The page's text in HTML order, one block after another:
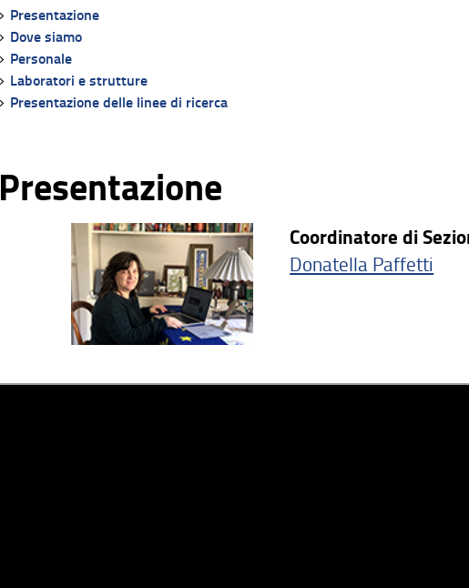
Presentazione
Dove siamo
Personale
Laboratori e strutture
Presentazione delle linee di ricerca
Presentazione
Coordinatore di
Donatella Paffetti